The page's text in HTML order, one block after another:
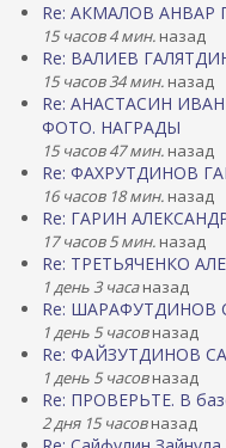
Re: АКМАЛОВ АНВАР
15 часов 4 мин. назад
Re: ВАЛИЕВ
15 часов 34 мин. назад
Re: АНАСТАСИН
ФОТО. НАГРАДЫ
15 часов 47 мин. назад
Re: ФАХРУТДИНОВ
16 часов 18 мин. назад
Re: ГАРИН
17 часов 5 мин. назад
Re: ТРЕТЬЯЧЕНКО
1 день 3 часаназад
Re: ШАРАФУТДИНОВ
1 день 5 часовназад
Re: ФАЙЗУТДИНОВ
1 день 5 часовназад
Re: ПРОВЕРЬТЕ. В
2 дня 15 часовназад